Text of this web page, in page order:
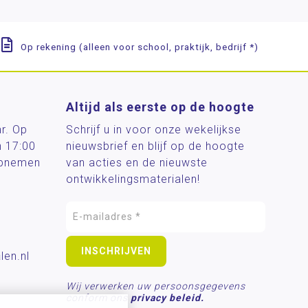
Op rekening (alleen voor school, praktijk, bedrijf *)
Op
17:00
Altijd als eerste op de hoogte
Schrijf u in voor onze wekelijkse
nieuwsbrief en blijf op de hoogte
van acties en de nieuwste
ontwikkelingsmaterialen!
Wij verwerken uw persoonsgegevens
conform ons privacy beleid.